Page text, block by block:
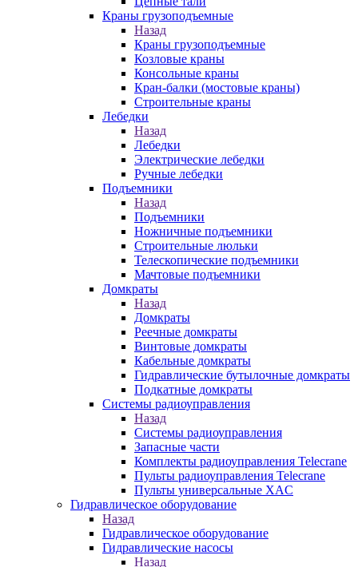
Краны грузоподъемные
Назад
Краны грузоподъемные
Козловые краны
Консольные краны
Кран-балки (мостовые краны)
Строительные краны
Лебедки
Назад
Лебедки
Электрические лебедки
Ручные лебедки
Подъемники
Назад
Подъемники
Ножничные подъемники
Строительные люльки
Телескопические подъемники
Мачтовые подъемники
Домкраты
Назад
Домкраты
Реечные домкраты
Винтовые домкраты
Кабельные домкраты
Гидравлические бутылочные домкраты
Подкатные домкраты
Системы радиоуправления
Назад
Системы радиоуправления
Запасные части
Комплекты радиоуправления Telecrane
Пульты радиоуправления Telecrane
Пульты универсальные XAC
Гидравлическое оборудование
Назад
Гидравлическое оборудование
Гидравлические насосы
Назад